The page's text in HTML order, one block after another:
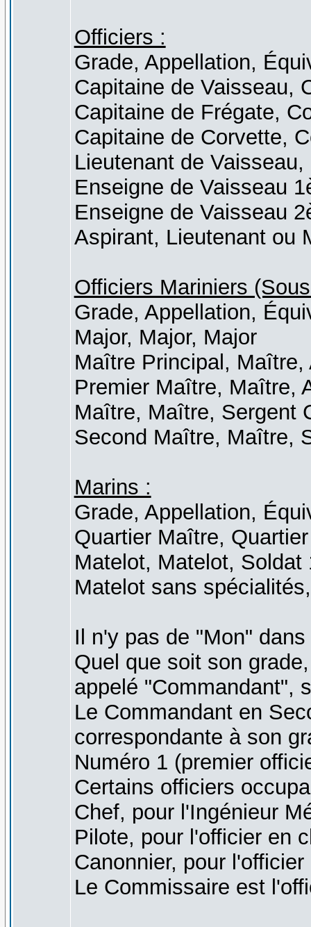
Officiers :
Grade, Appellation,
Capitaine de Vaisseau,
Capitaine de Frégate,
Capitaine de Corvette,
Lieutenant de
Enseigne de Vaisseau
Enseigne de Vaisseau
Aspirant, Lieutenant ou
Officiers Mariniers
Grade, Appellation,
Major, Major, Major
Maître Principal, Maître,
Premier Maître, Maître,
Maître, Maître, Sergent
Second Maître, Maître,
Marins :
Grade, Appellation,
Quartier Maître,
Matelot, Matelot, Soldat
Matelot sans
Il n'y pas de "Mon"
Quel que soit son
appelé "Commandant",
Le Commandant en
correspondante à son
Numéro 1 (premier
Certains officiers
Chef, pour l'Ingénieur
Pilote, pour l'officier en
Canonnier, pour
Le Commissaire est